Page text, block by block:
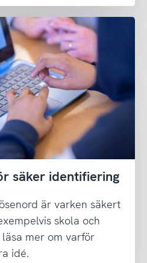
säker identifiering
är varken säkert
skola och
mer om varför
idé.